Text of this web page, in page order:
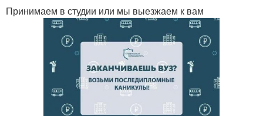
Принимаем в студии или мы выезжаем к вам